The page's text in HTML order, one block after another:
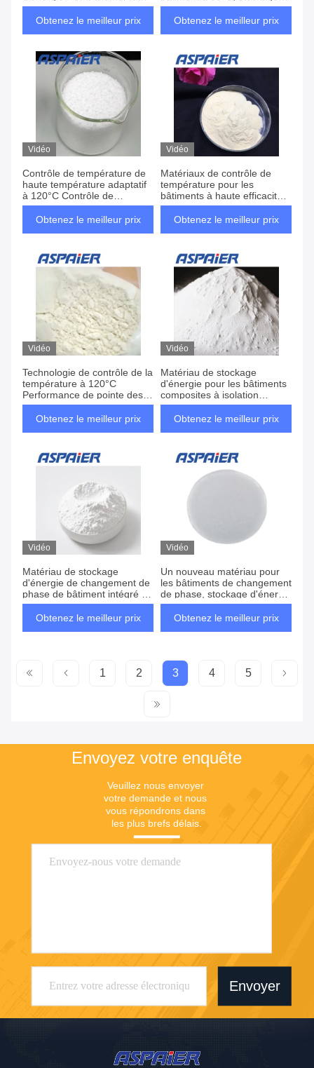
lumière de l'espoir pour bâtir
l'innovation et un avenir
Obtenez le meilleur prix
d'énergie et économie
d'énergie avec de hautes
Obtenez le meilleur prix
Vidéo
Contrôle de température de
haute température adaptatif
à 120°C Contrôle de
température de précision
Changement de phase du
Obtenez le meilleur prix
Vidéo
Matériaux de contrôle de
température pour les
bâtiments à haute efficacité
et à faible consommation
d'énergie
Obtenez le meilleur prix
Vidéo
Technologie de contrôle de la
température à 120°C
Performance de pointe des
matériaux de stockage
d'énergie pour les bâtiments
Obtenez le meilleur prix
Vidéo
Matériau de stockage
d'énergie pour les bâtiments
composites à isolation
thermique verte et durable
Obtenez le meilleur prix
Vidéo
Matériau de stockage
d'énergie de changement de
phase de bâtiment intégré de
contrôle de température
superstable
Obtenez le meilleur prix
Vidéo
Un nouveau matériau pour
les bâtiments de changement
de phase, stockage d'énergie
à haute efficacité et contrôle
précis de la température à
Obtenez le meilleur prix
1 2 3 4 5
Envoyez votre enquête
Veuillez nous envoyer
votre demande et nous
vous répondrons dans
les plus brefs délais.
Envoyer